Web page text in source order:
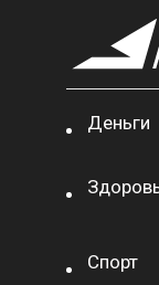
Деньги
Спорт